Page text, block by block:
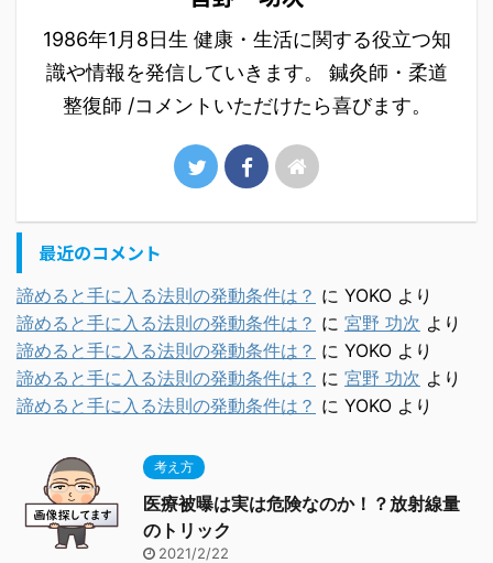
1986年1月8日生 健康・生活に関する役立つ知
識や情報を発信していきます。 鍼灸師・柔道
整復師 /コメントいただけたら喜びます。
最近のコメント
諦めると手に入る法則の発動条件は？ に YOKO より
諦めると手に入る法則の発動条件は？ に 宮野 功次 より
諦めると手に入る法則の発動条件は？ に YOKO より
諦めると手に入る法則の発動条件は？ に 宮野 功次 より
諦めると手に入る法則の発動条件は？ に YOKO より
考え方
医療被曝は実は危険なのか！？放射線量
のトリック
2021/2/22